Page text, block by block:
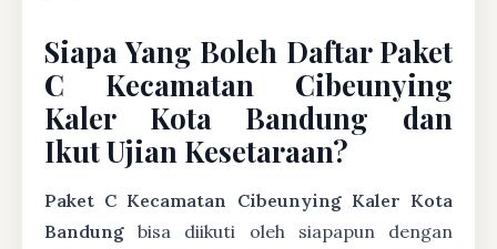
Siapa Yang Boleh Daftar Paket
C Kecamatan Cibeunying
Kaler Kota Bandung dan
Ikut Ujian Kesetaraan?
Paket C Kecamatan Cibeunying Kaler Kota
Bandung bisa diikuti oleh siapapun dengan